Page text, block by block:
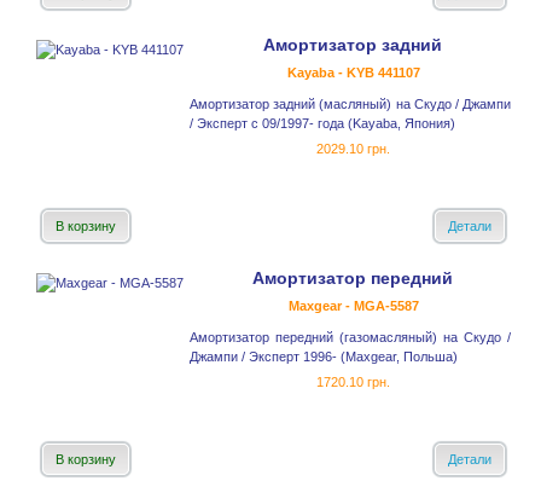
Амортизатор задний
Kayaba - KYB 441107
Амортизатор задний (масляный) на Скудо / Джампи
/ Эксперт с 09/1997- года (Kayaba, Япония)
2029.10 грн.
В корзину Детали
Амортизатор передний
Maxgear - MGA-5587
Амортизатор передний (газомасляный) на Скудо /
Джампи / Эксперт 1996- (Maxgear, Польша)
1720.10 грн.
В корзину Детали